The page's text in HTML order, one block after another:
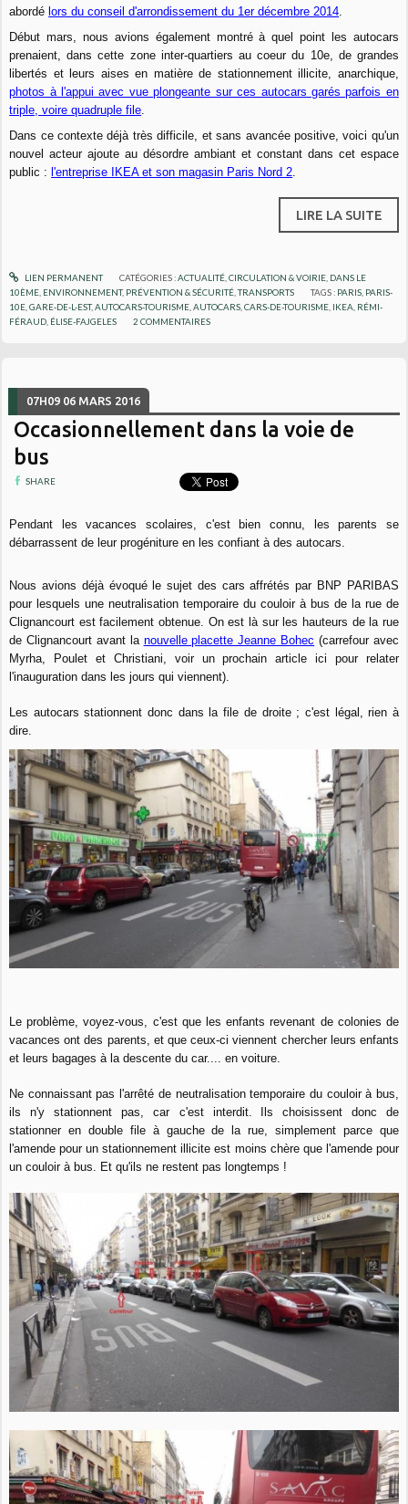
abordélors du conseil d'arrondissement du 1er décembre 2014
Début mars, nous avions également montré à quel point les autocars
prenaient, dans cette zone inter-quartiers au coeur du 10e, de grandes
libertés et leurs aises en matière de stationnement illicite, anarchique,
photos à l'appui avec vue plongeante sur ces autocars garés parfois en
triple, voire quadruple file
Dans ce contexte déjà très difficile, et sans avancée positive, voici qu'un
nouvel acteur ajoute au désordre ambiant et constant dans cet espace
public : l'entreprise IKEA et son magasin Paris Nord 2
LIRE LA SUITE
LIEN PERMANENT CATÉGORIES :ACTUALITÉ, CIRCULATION & VOIRIE, DANS LE
10ÈME ENVIRONNEMENT, PRÉVENTION & SÉCURITÉ ,TRANSPORTS TAGS : PARIS PARIS-
10E ,GARE-DE-L-EST,AUTOCARS-TOURISME ,AUTOCARS ,CARS-DE-TOURISME IKEA RÉMI-
FÉRAUD ÉLISE-FAJGELES 2 COMMENTAIRES
07H09 06 MARS 2016
Occasionnellement dans la voie de
bus
SHARE
Pendant les vacances scolaires, c'est bien connu, les parents se
débarrassent de leur progéniture en les confiant à des autocars.
Nous avions déjà évoqué le sujet des cars affrétés par BNP PARIBAS
pour lesquels une neutralisation temporaire du couloir à bus de la rue de
Clignancourt est facilement obtenue. On est là sur les hauteurs de la rue
de Clignancourt avant la nouvelle placette Jeanne Bohec (carrefour avec
Myrha, Poulet et Christiani, voir un prochain article ici pour relater
l'inauguration dans les jours qui viennent).
Les autocars stationnent donc dans la file de droite ; c'est légal, rien à
dire.
Le problème, voyez-vous, c'est que les enfants revenant de colonies de
vacances ont des parents, et que ceux-ci viennent chercher leurs enfants
et leurs bagages à la descente du car.... en voiture.
Ne connaissant pas l'arrêté de neutralisation temporaire du couloir à bus,
ils n'y stationnent pas, car c'est interdit.
Ils choisissent donc de
stationner en double file à gauche de la rue, simplement parce que
l'amende pour un stationnement illicite est moins chère que l'amende pour
un couloir à bus. Et qu'ils ne restent pas longtemps !